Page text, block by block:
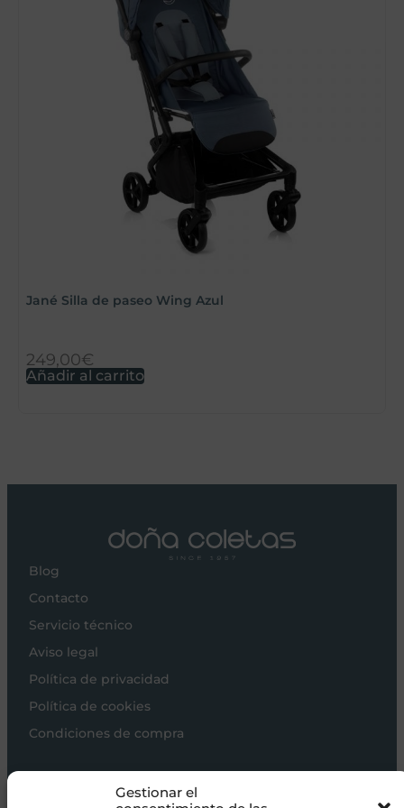
Gestionar el
Jané Silla de paseo Wing Azul
249,00€
Añadir al carrito
Blog
Contacto
Servicio técnico
Aviso legal
Política de privacidad
Política de cookies
Condiciones de compra
Carros de bebé
Sillas de paseo